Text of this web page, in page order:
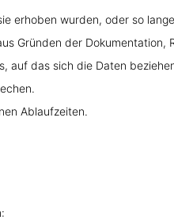
erhoben wurden, oder so
der Dokumentation,
das sich die Daten
Ablaufzeiten.